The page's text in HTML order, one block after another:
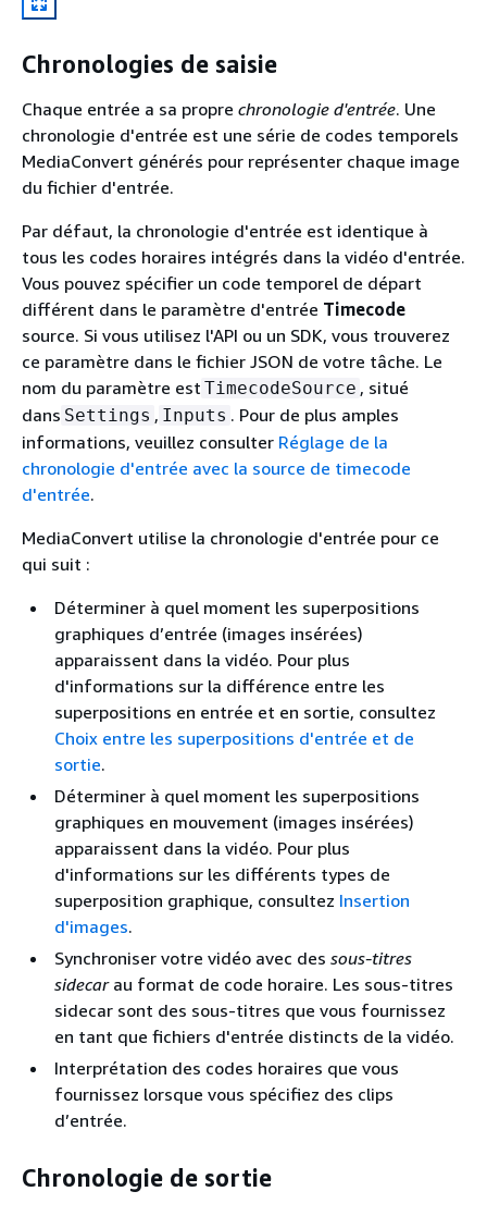
Chronologies de saisie
Chaque entrée a sa propre chronologie d'entrée. Une
chronologie d'entrée est une série de codes temporels
MediaConvert générés pour représenter chaque image
du fichier d'entrée.
Par défaut, la chronologie d'entrée est identique à
tous les codes horaires intégrés dans la vidéo d'entrée.
Vous pouvez spécifier un code temporel de départ
différent dans le paramètre d'entrée Timecode
source. Si vous utilisez l'API ou un SDK, vous trouverez
ce paramètre dans le fichier JSON de votre tâche. Le
nom du paramètre est TimecodeSource , situé
dans Settings , Inputs . Pour de plus amples
informations, veuillez consulter Réglage de la
chronologie d'entrée avec la source de timecode
d'entrée.
MediaConvert utilise la chronologie d'entrée pour ce
qui suit :
Déterminer à quel moment les superpositions
graphiques d’entrée (images insérées)
apparaissent dans la vidéo. Pour plus
d'informations sur la différence entre les
superpositions en entrée et en sortie, consultez
Choix entre les superpositions d'entrée et de
sortie.
Déterminer à quel moment les superpositions
graphiques en mouvement (images insérées)
apparaissent dans la vidéo. Pour plus
d'informations sur les différents types de
superposition graphique, consultez Insertion
d'images.
Synchroniser votre vidéo avec des sous-titres
sidecarau format de code horaire. Les sous-titres
sidecar sont des sous-titres que vous fournissez
en tant que fichiers d'entrée distincts de la vidéo.
Interprétation des codes horaires que vous
fournissez lorsque vous spécifiez des clips
d’entrée.
Chronologie de sortie